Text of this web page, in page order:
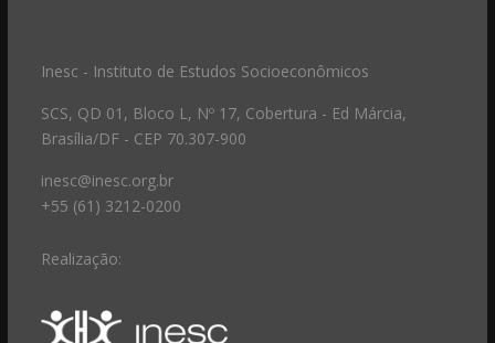
Inesc - Instituto de Estudos Socioeconômicos
SCS, QD 01, Bloco L, Nº 17, Cobertura - Ed Márcia,
Brasília/DF - CEP 70.307-900
inesc@inesc.org.br
+55 (61) 3212-0200
Realização: